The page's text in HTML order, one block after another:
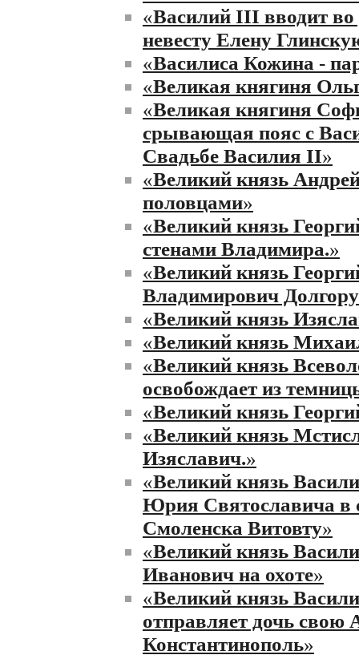
«Василий III вводит во
невесту Елену
«Василиса Кожина -
«Великая княгиня
«Великая княгиня
срывающая пояс с
Свадьбе Василия II»
«Великий князь
половцами»
«Великий князь
стенами Владимира.»
«Великий князь
Владимирович
«Великий князь
«Великий князь
«Великий князь
освобождает из
«Великий князь
«Великий князь
Изяславич.»
«Великий князь
Юрия Святославича в
Смоленска Витовту»
«Великий князь
Иванович на охоте»
«Великий князь
отправляет дочь свою
Константинополь»